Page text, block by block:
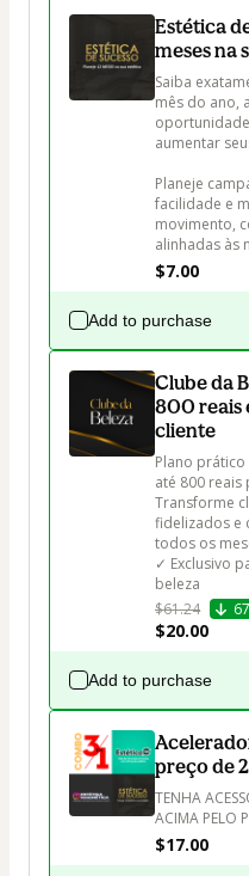
Estética
meses na
Saiba
mês do ano,
aumentar
Planeje
facilidade e
movimento,
alinhadas às
$7.00
Add to purchase
Clube da
800 reais
cliente
Plano
até 800 reais
Transforme
fidelizados e
todos os
✓ Exclusivo
beleza
$61.24
$20.00
Add to purchase
preço de
TENHA
ACIMA PELO
$17.00